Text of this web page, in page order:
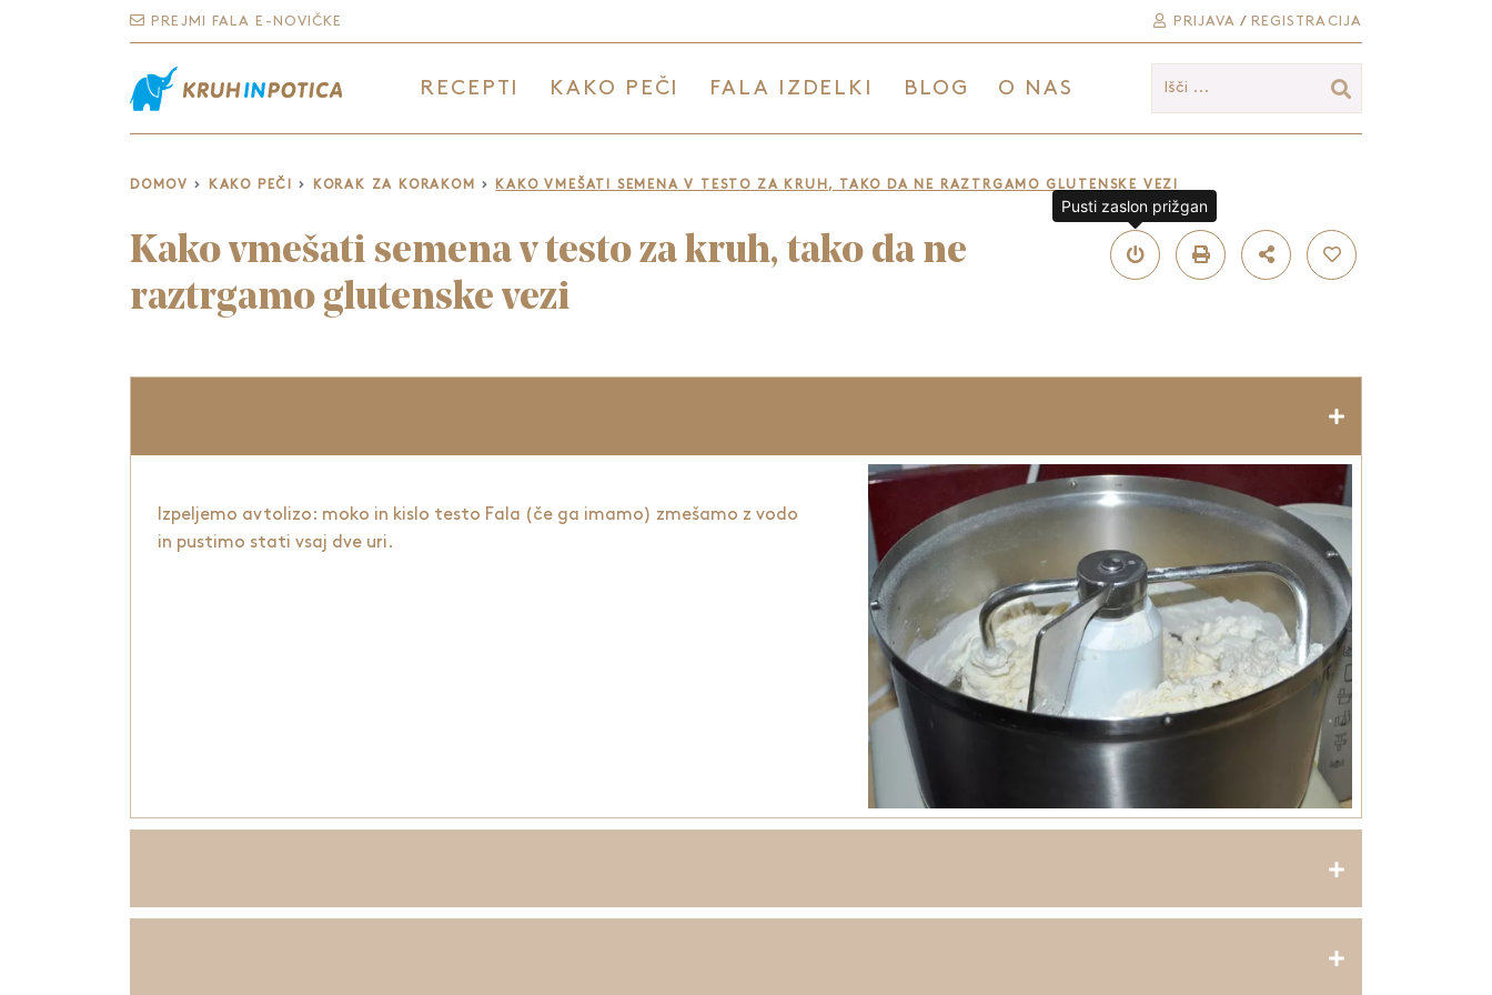
PREJMI FALA E-NOVIČKE PRIJAVA / REGISTRACIJA
Išči ...
RECEPTI KAKO PEČI FALA IZDELKI BLOG O NAS
DOMOV KAKO PEČI KORAK ZA KORAKOM KAKO VMEŠATI SEMENA V TESTO ZA KRUH, TAKO DA NE RAZTRGAMO GLUTENSKE VEZI
Kako vmešati semena v testo za kruh, tako da ne
raztrgamo glutenske vezi
Izpeljemo avtolizo: moko in kislo testo Fala (če ga imamo) zmešamo z vodo
in pustimo stati vsaj dve uri.
Pusti zaslon prižgan